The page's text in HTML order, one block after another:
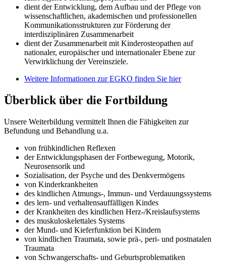
dient der Entwicklung, dem Aufbau und der Pflege von
wissenschaftlichen, akademischen und professionellen
Kommunikationsstrukturen zur Förderung der
interdisziplinären Zusammenarbeit
dient der Zusammenarbeit mit Kinderosteopathen auf
nationaler, europäischer und internationaler Ebene zur
Verwirklichung der Vereinsziele.
Weitere Informationen zur EGKO finden Sie hier
Überblick über die Fortbildung
Unsere Weiterbildung vermittelt Ihnen die Fähigkeiten zur
Befundung und Behandlung u.a.
von frühkindlichen Reflexen
der Entwicklungsphasen der Fortbewegung, Motorik,
Neurosensorik und
Sozialisation, der Psyche und des Denkvermögens
von Kinderkrankheiten
des kindlichen Atmungs-, Immun- und Verdauungssystems
des lern- und verhaltensauffälligen Kindes
der Krankheiten des kindlichen Herz-/Kreislaufsystems
des muskuloskelettales Systems
der Mund- und Kieferfunktion bei Kindern
von kindlichen Traumata, sowie prä-, peri- und postnatalen
Traumata
von Schwangerschafts- und Geburtsproblematiken